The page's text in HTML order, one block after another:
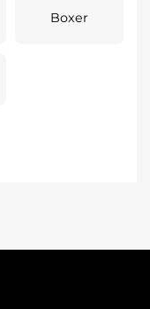
Boxer